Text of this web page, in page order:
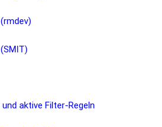
aktive Filter-Regeln